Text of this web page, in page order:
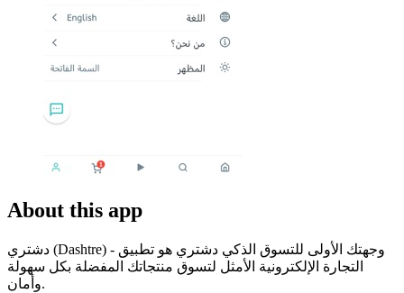
About this app
دشتري (Dashtre) - وجهتك الأولى للتسوق الذكي دشتري هو تطبيق
التجارة الإلكترونية الأمثل لتسوق منتجاتك المفضلة بكل سهولة
وأمان.